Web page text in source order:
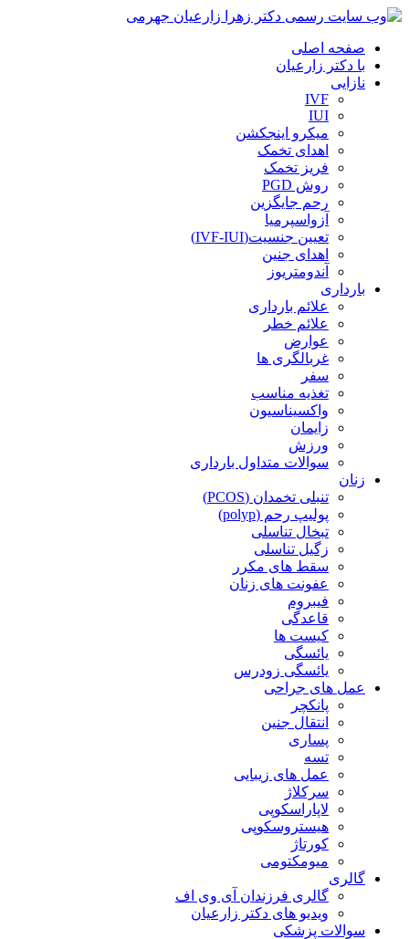
صفحه اصلی
با دکتر زارعیان
نازایی
IVF
IUI
میکرو اینجکشن
اهدای تخمک
فریز تخمک
روش PGD
رحم جایگزین
آزواسپرمیا
تعیین جنسیت(IVF-IUI)
اهدای جنین
آندومتریوز
بارداری
علائم بارداری
علائم خطر
عوارض
غربالگری ها
سفر
تغذیه مناسب
واکسیناسیون
زایمان
ورزش
سوالات متداول بارداری
زنان
تنبلی تخمدان (PCOS)
پولیپ رحم (polyp)
تبخال تناسلی
زگیل تناسلی
سقط های مکرر
عفونت های زنان
فیبروم
قاعدگی
کیست ها
یائسگی
یائسگی زودرس
عمل های جراحی
پانکچر
انتقال جنین
پساری
تسه
عمل های زیبایی
سرکلاژ
لاپاراسکوپی
هیستروسکوپی
کورتاژ
میومکتومی
گالری
گالری فرزندان آی وی اف
ویدیو های دکتر زارعیان
سوالات پزشکی